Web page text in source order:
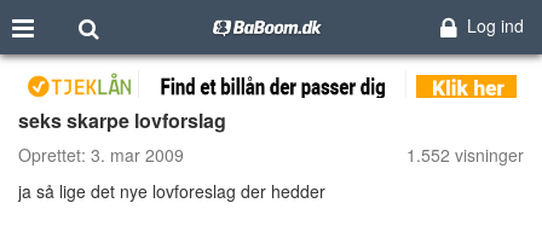
Log ind
seks skarpe lovforslag
Oprettet: 3. mar 2009
1.552 visninger
ja så lige det nye lovforeslag der hedder